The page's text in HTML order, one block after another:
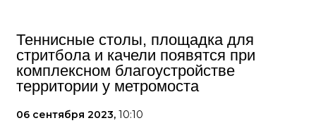
Теннисные столы, площадка для
стритбола и качели появятся при
комплексном благоустройстве
территории у метромоста
06 сентября 2023, 10:10